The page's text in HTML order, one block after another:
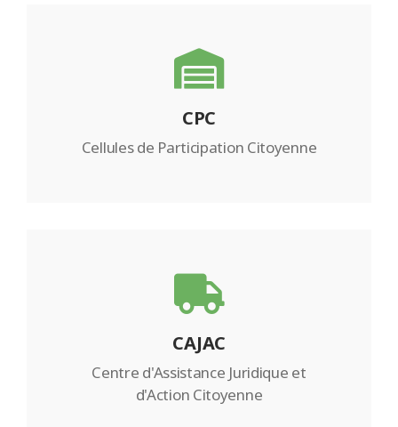
CPC
Cellules de Participation Citoyenne
CAJAC
Centre d'Assistance Juridique et
d'Action Citoyenne